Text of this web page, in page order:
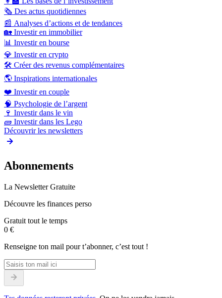
🗞️ Des actus quotidiennes
📰 Analyses d’actions et de tendances
🏡 Investir en immobilier
📊 Investir en bourse
💎 Investir en crypto
🛠️ Créer des revenus complémentaires
🌎 Inspirations internationales
❤️ Investir en couple
🧠 Psychologie de l’argent
🍷 Investir dans le vin
🧱 Investir dans les Lego
Découvrir les newsletters
Abonnements
La Newsletter Gratuite
Découvre les finances perso
Gratuit tout le temps
0 €
Renseigne ton mail pour t’abonner, c’est tout !